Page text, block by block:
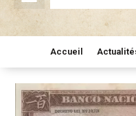
Accueil